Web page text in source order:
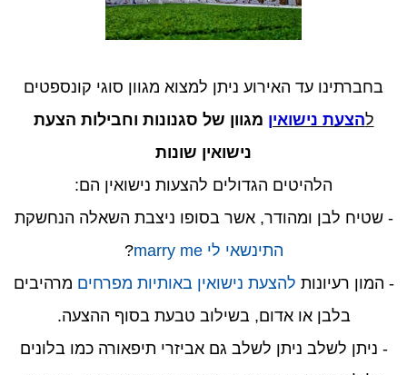
בחברתינו עד האירוע ניתן למצוא מגוון סוגי קונספטים
להצעת נישואין מגוון של סגנונות וחבילות הצעת
נישואין שונות
הלהיטים הגדולים להצעות נישואין הם:
- שטיח לבן ומהודר, אשר בסופו ניצבת השאלה הנחשקת
התינשאי לי marry me
?
- המון רעיונות להצעת נישואין באותיות מפרחים מרהיבים
בלבן או אדום, בשילוב טבעת בסוף ההצעה.
- ניתן לשלב ניתן לשלב גם אביזרי תיפאורה כמו בלונים